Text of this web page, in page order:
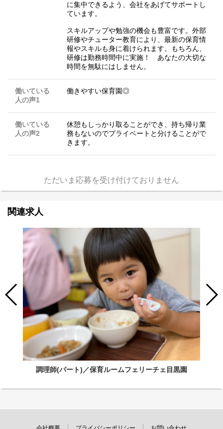
に集中できるよう、会社をあげてサポートし
ています。
スキルアップや勉強の機会も豊富です。外部
研修やチューター教育により、最新の保育情
報やスキルも身に着けられます。もちろん、
研修は勤務時間中に実施！ あなたの大切な
時間を無駄にはしません。
働いている
人の声1
働きやすい保育園◎
働いている
人の声2
休憩もしっかり取ることができ、持ち帰り業
務もないのでプライベートと分けることがで
きます。
ただいま応募を受け付けておりません
関連求人
調理師(パート)／保育ルームフェリーチェ目黒園